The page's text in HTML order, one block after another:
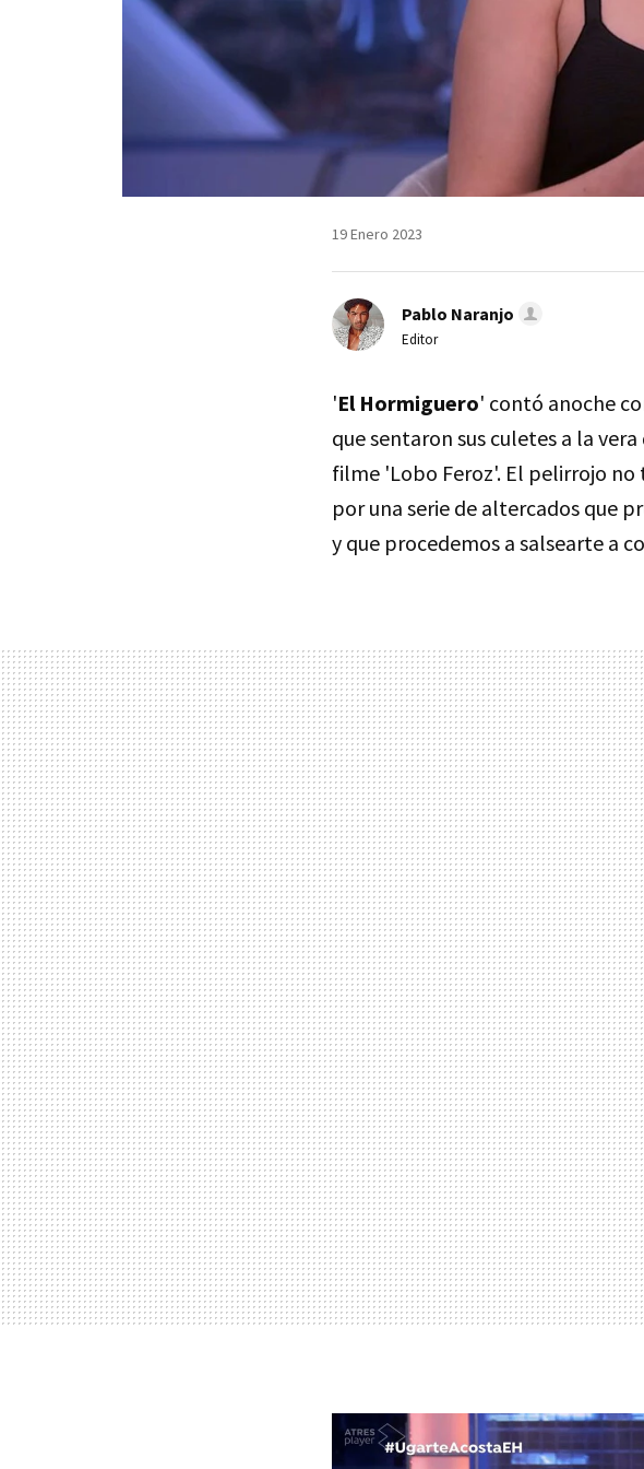
19 Enero 2023
Pablo Naranjo
Editor
'El Hormiguero' contó anoche
que sentaron sus culetes a la
filme 'Lobo Feroz'. El pelirrojo
por una serie de altercados que
y que procedemos a salsearte a